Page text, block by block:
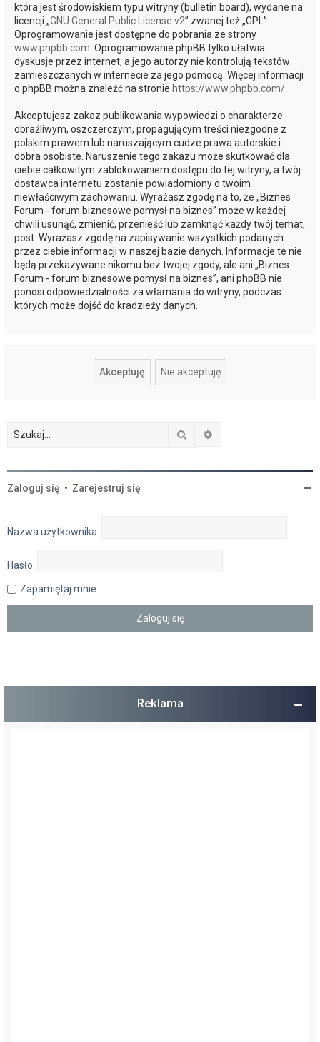
która jest środowiskiem typu witryny (bulletin board), wydane na
licencji „GNU General Public License v2” zwanej też „GPL”.
Oprogramowanie jest dostępne do pobrania ze strony
www.phpbb.com . Oprogramowanie phpBB tylko ułatwia
dyskusje przez internet, a jego autorzy nie kontrolują tekstów
zamieszczanych w internecie za jego pomocą. Więcej informacji
o phpBB można znaleźć na stronie https://www.phpbb.com/
Akceptujesz zakaz publikowania wypowiedzi o charakterze
obraźliwym, oszczerczym, propagującym treści niezgodne z
polskim prawem lub naruszającym cudze prawa autorskie i
dobra osobiste. Naruszenie tego zakazu może skutkować dla
ciebie całkowitym zablokowaniem dostępu do tej witryny, a twój
dostawca internetu zostanie powiadomiony o twoim
niewłaściwym zachowaniu. Wyrażasz zgodę na to, że „Biznes
Forum - forum biznesowe pomysł na biznes” może w każdej
chwili usunąć, zmienić, przenieść lub zamknąć każdy twój temat,
post. Wyrażasz zgodę na zapisywanie wszystkich podanych
przez ciebie informacji w naszej bazie danych. Informacje te nie
będą przekazywane nikomu bez twojej zgody, ale ani „Biznes
Forum - forum biznesowe pomysł na biznes”, ani phpBB nie
ponosi odpowiedzialności za włamania do witryny, podczas
których może dojść do kradzieży danych.
Szukaj
Zaloguj się • Zarejestruj się
Nazwa użytkownika:
Hasło:
Zapamiętaj mnie
Reklama